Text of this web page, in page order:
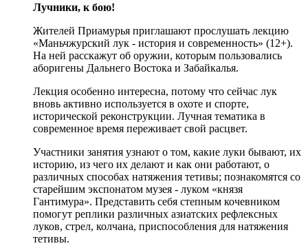
Лучники, к бою!
Жителей Приамурья приглашают прослушать лекцию
«Маньчжурский лук - история и современность» (12+).
На ней расскажут об оружии, которым пользовались
аборигены Дальнего Востока и Забайкалья.
Лекция особенно интересна, потому что сейчас лук
вновь активно используется в охоте и спорте,
исторической реконструкции. Лучная тематика в
современное время переживает свой расцвет.
Участники занятия узнают о том, какие луки бывают, их
историю, из чего их делают и как они работают, о
различных способах натяжения тетивы; познакомятся со
старейшим экспонатом музея - луком «князя
Гантимура». Представить себя степным кочевником
помогут реплики различных азиатских рефлексных
луков, стрел, колчана, приспособления для натяжения
тетивы.